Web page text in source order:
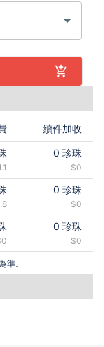
續件加收
0 珍珠
$0
0 珍珠
$0
0 珍珠
$0
準。